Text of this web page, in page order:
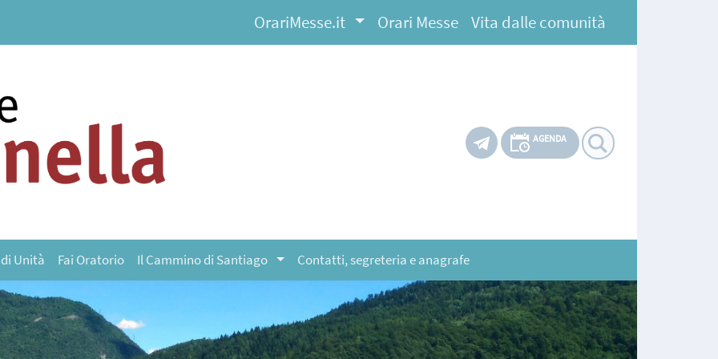
OrariMesse.it Orari Messe Vita dalle comunità
AGENDA
Unità Fai Oratorio Il Cammino di Santiago Contatti, segreteria e anagrafe